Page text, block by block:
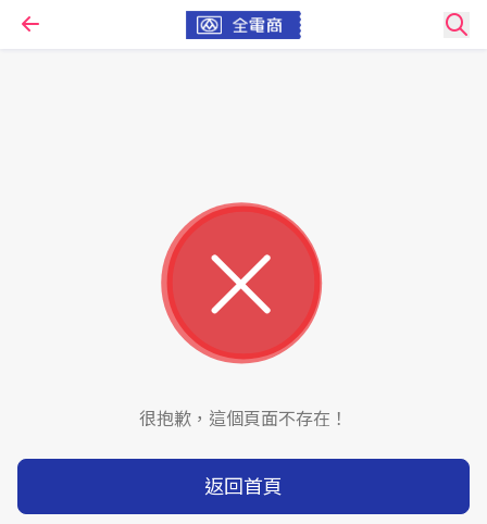
很抱歉，這個頁面不存在！
返回首頁